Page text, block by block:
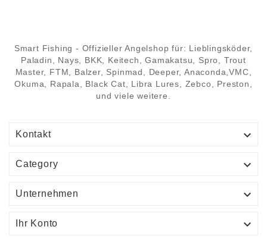
Smart Fishing - Offizieller Angelshop für: Lieblingsköder,
Paladin, Nays, BKK, Keitech, Gamakatsu, Spro, Trout
Master, FTM, Balzer, Spinmad, Deeper, Anaconda,VMC,
Okuma, Rapala, Black Cat, Libra Lures, Zebco, Preston,
und viele weitere.
Kontakt 
Category 
Unternehmen 
Ihr Konto 